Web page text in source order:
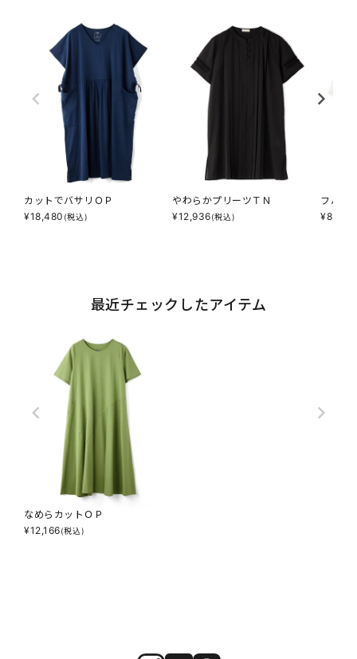
カットでバサリＯＰ
¥18,480 (税込)
やわらかプリーツＴＮ
¥12,936(税込)
フハク
¥8,316
最近チェックしたアイテム
なめらカットＯＰ
¥12,166(税込)